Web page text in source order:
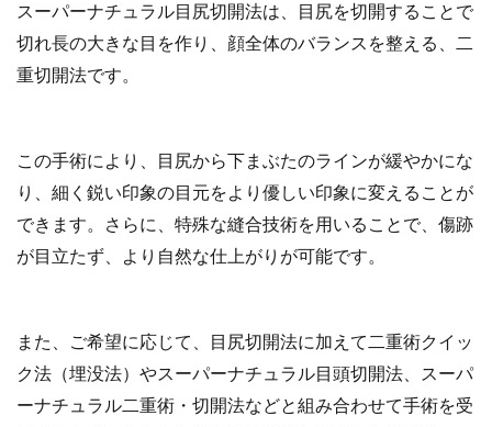
スーパーナチュラル目尻切開法は、目尻を切開することで
切れ長の大きな目を作り、顔全体のバランスを整える、二
重切開法です。
この手術により、目尻から下まぶたのラインが緩やかにな
り、細く鋭い印象の目元をより優しい印象に変えることが
できます。さらに、特殊な縫合技術を用いることで、傷跡
が目立たず、より自然な仕上がりが可能です。
また、ご希望に応じて、目尻切開法に加えて二重術クイッ
ク法（埋没法）やスーパーナチュラル目頭切開法、スーパ
ーナチュラル二重術・切開法などと組み合わせて手術を受